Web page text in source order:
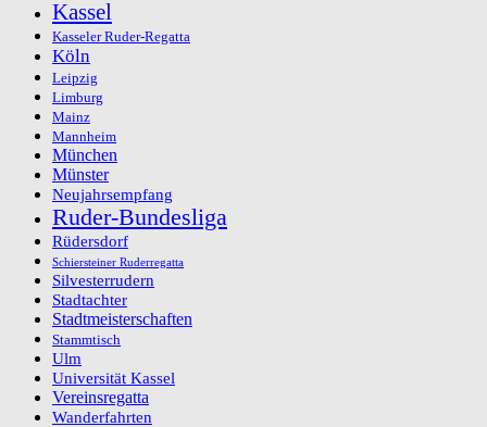
Kassel
Kasseler Ruder-Regatta
Köln
Leipzig
Limburg
Mainz
Mannheim
München
Münster
Neujahrsempfang
Ruder-Bundesliga
Rüdersdorf
Schiersteiner Ruderregatta
Silvesterrudern
Stadtachter
Stadtmeisterschaften
Stammtisch
Ulm
Universität Kassel
Vereinsregatta
Wanderfahrten